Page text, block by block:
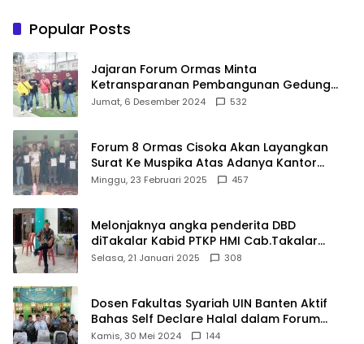
Kijang Innova
umum.
Popular Posts
Jajaran Forum Ormas Minta
Ketransparanan Pembangunan Gedung
Damkar Di Kecamatan Cisoka
Jumat, 6 Desember 2024 532
Forum 8 Ormas Cisoka Akan Layangkan
Surat Ke Muspika Atas Adanya Kantor
Matel di Cisoka
Minggu, 23 Februari 2025 457
Melonjaknya angka penderita DBD
diTakalar Kabid PTKP HMI Cab.Takalar
angkat bicara
Selasa, 21 Januari 2025 308
Dosen Fakultas Syariah UIN Banten Aktif
Bahas Self Declare Halal dalam Forum
Ijtima Ulama MUI
Kamis, 30 Mei 2024 144